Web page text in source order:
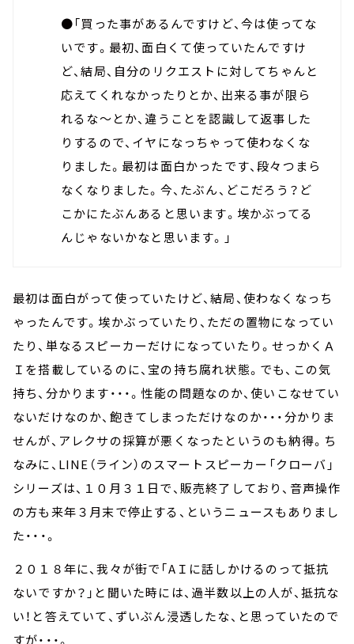
●「買った事があるんですけど、今は使ってな
いです。最初、面白くて使っていたんですけ
ど、結局、自分のリクエストに対してちゃんと
応えてくれなかったりとか、出来る事が限ら
れるな～とか、違うことを認識して返事した
りするので、イヤになっちゃって使わなくな
りました。最初は面白かったです、段々つまら
なくなりました。今、たぶん、どこだろう？ど
こかにたぶんあると思います。埃かぶってる
んじゃないかなと思います。」
最初は面白がって使っていたけど、結局、使わなくなっち
ゃったんです。埃かぶっていたり、ただの置物になってい
たり、単なるスピーカーだけになっていたり。せっかくＡ
Ｉを搭載しているのに、宝の持ち腐れ状態。でも、この気
持ち、分かります・・・。性能の問題なのか、使いこなせてい
ないだけなのか、飽きてしまっただけなのか・・・分かりま
せんが、アレクサの採算が悪くなったというのも納得。ち
なみに、LINE（ライン）のスマートスピーカー「クローバ」
シリーズは、１０月３１日で、販売終了しており、音声操作
の方も来年３月末で停止する、というニュースもありまし
た・・・。
２０１８年に、我々が街で「AＩに話しかけるのって抵抗
ないですか？」と聞いた時には、過半数以上の人が、抵抗な
い！と答えていて、ずいぶん浸透したな、と思っていたので
すが・・・。